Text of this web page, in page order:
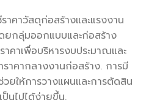
คาวัสดุก่อสร้างและแรงงาน
กลุ่มออกแบบและก่อสร้าง
าคาเพื่อบริหารงบประมาณและ
ราคากลางงานก่อสร้าง​​. การมี
ยให้การวางแผนและการตัดสิน
ป็นไปได้ง่ายขึ้น.